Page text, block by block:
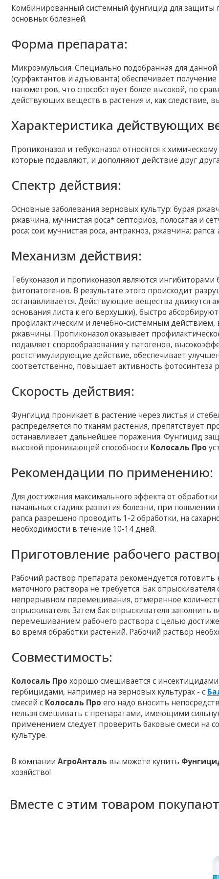
Комбинированный системный фунгицид для защиты
основных болезней.
Форма препарата:
Микроэмульсия. Специально подобранная для
(сурфактантов и адъюванта) обеспечивает
нанометров, что способствует более высокой, по
действующих веществ в растения и, как следствие,
Характеристика действующих
Пропиконазол и тебуконазол относятся к
которые подавляют, и дополняют действие друг
Спектр действия:
Основные заболевания зерновых культур: бурая
ржавчина, мучнистая роса* септориоз, полосатая и
роса; сои: мучнистая роса, антракноз, ржавчина;
Механизм действия:
Тебуконазол и пропиконазол являются ингибиторами
фитопатогенов. В результате этого происходит
останавливается. Действующие вещества движутся
основания листа к его верхушки), быстро
профилактическим и лечебно-системным
ржавчины. Пропиконазол оказывает
подавляет спорообразования у патогенов,
ростстимулирующие действие, обеспечивает
соответственно, повышает активность фотосинтеза
Скорость действия:
Фунгицид проникает в растение через листья и
распределяется по тканям растения, препятствует
останавливает дальнейшее поражения. Фунгицид
высокой проникающей способности Колосаль Про
Рекомендации по применению:
Для достижения максимального эффекта от
начальных стадиях развития болезни, при
рапса разрешено проводить 1-2 обработки, на
необходимости в течение 10-14 дней.
Приготовление рабочего
Рабочий раствор препарата рекомендуется
маточного раствора не требуется. Бак
непрерывном перемешивания, отмеренное
опрыскивателя. Затем бак опрыскивателя
перемешиванием рабочего раствора с целью
во время обработки растений. Рабочий раствор
Совместимость:
Колосаль Про хорошо смешивается с
гербицидами, например на зерновых культурах - с
смесей с Колосаль Про его надо вносить
нельзя смешивать с препаратами, имеющими
применением следует проверить баковые смеси на
культуре.
В компанииАгроАнталь вы можете купить
хозяйство!
Вместе с этим товаром покупают